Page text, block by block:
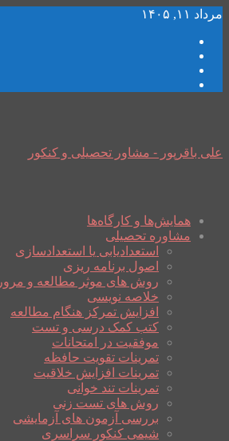
مرداد ۱۱, ۱۴۰۵
علی باقرپور - مشاور تحصیلی و کنکور
همایش‌ها و کارگاه‌ها
مشاوره تحصیلی
استعدادیابی یا استعدادسازی
اصول برنامه ریزی
روش های موثر مطالعه و مرور
خلاصه نویسی
افزایش تمرکز هنگام مطالعه
کتب کمک درسی و تست
موفقیت در امتحانات
تمرینات تقویت حافظه
تمرینات افزایش خلاقیت
تمرینات تند خوانی
روش های تست زنی
بررسی آزمون های آزمایشی
شیمی کنکور سراسری